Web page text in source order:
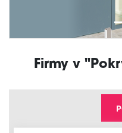
Firmy v